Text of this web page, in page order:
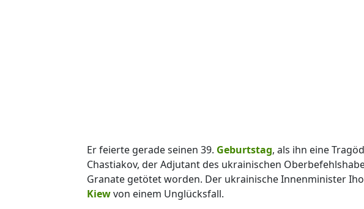
Er feierte gerade seinen 39. Geburtstag, als ihn eine
Chastiakov, der Adjutant des ukrainischen
Granate getötet worden. Der ukrainische Innenminister
Kiewvon einem Unglücksfall.